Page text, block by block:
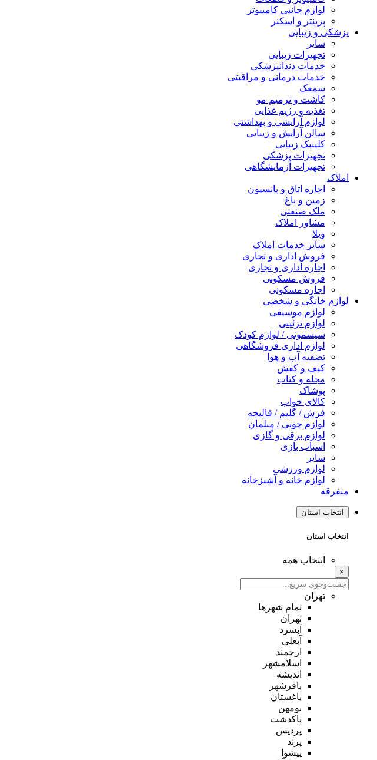
لوازم جانبی کامپیوتر
پرینتر و اسکنر
پزشکی و زیبایی
سایر
تجهیزات زیبایی
خدمات دندانپزشکی
خدمات درمانی و مراقبتی
سمعک
کاشت و ترمیم مو
تغذیه و رژیم غذایی
لوازم آرایشی و بهداشتی
سالن آرایش و زیبایی
کلینیک زیبایی
تجهیزات پزشکی
تجهیزات آزمایشگاهی
املاک
اجاره اتاق و پانسیون
زمین و باغ
ملک صنعتی
مشاور املاک
ویلا
سایر خدمات املاک
فروش اداری و تجاری
اجاره اداری و تجاری
فروش مسکونی
اجاره مسکونی
لوازم خانگی و شخصی
لوازم موسیقی
لوازم تزئینی
سیسمونی / لوازم کودک
لوازم اداری فروشگاهی
تصفیه آب و هوا
کیف و کفش
مجله و کتاب
پوشاک
کالای خواب
فرش / گلیم / قالیچه
لوازم چوبی / مبلمان
لوازم برقی و گازی
اسباب بازی
سایر
لوازم ورزشی
لوازم خانه و آشپزخانه
متفرقه
انتخاب استان
انتخاب استان
انتخاب همه
×
تهران
تمام شهر‌ها
تهران
آبسرد
آبعلی
ارجمند
اسلامشهر
اندیشه
باقرشهر
باغستان
بومهن
پاکدشت
پردیس
پرند
پیشوا